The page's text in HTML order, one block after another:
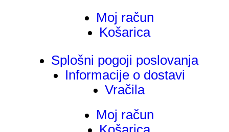
Moj račun
Košarica
Splošni pogoji poslovanja
Informacije o dostavi
Vračila
Moj račun